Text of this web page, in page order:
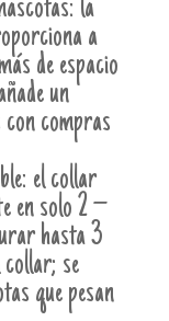
la
a
de espacio
un
compras
el collar
en solo 2 –
hasta 3
collar; se
que pesan